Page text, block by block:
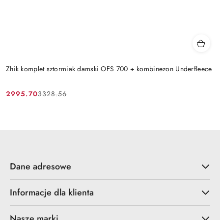
Zhik komplet sztormiak damski OFS 700 + kombinezon Underfleece
Cena
2995.70
Cena
3328.56
Dane adresowe
Informacje dla klienta